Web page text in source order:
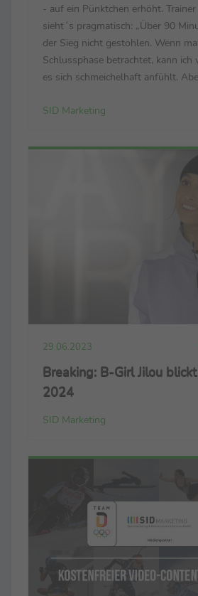
- auf ein Pünktchen erhöht.
sieht´s pragmatisch: „Über 90
der Sieg nicht gestohlen. Wenn
Schlussphase betrachtet, kann ich
es sich schmeichelhaft anfühlt.
in Ordnung.“ Sieht sein Pendant
SID Marketing
29.06.2023
Breaking: B-Girl Jilou
2024
SID Marketing